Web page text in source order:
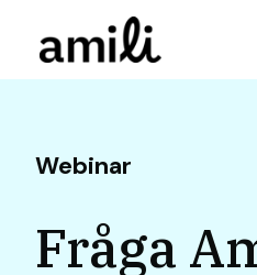
Webinar
Fråga